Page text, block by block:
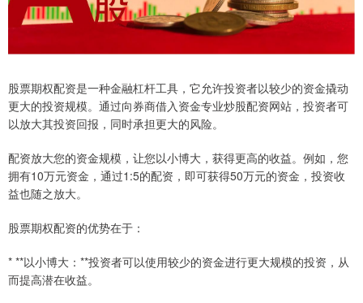
股票期权配资是一种金融杠杆工具，它允许投资者以较少的资金撬动
更大的投资规模。通过向券商借入资金专业炒股配资网站，投资者可
以放大其投资回报，同时承担更大的风险。
配资放大您的资金规模，让您以小博大，获得更高的收益。例如，您
拥有10万元资金，通过1:5的配资，即可获得50万元的资金，投资收
益也随之放大。
股票期权配资的优势在于：
* **以小博大：**投资者可以使用较少的资金进行更大规模的投资，从
而提高潜在收益。